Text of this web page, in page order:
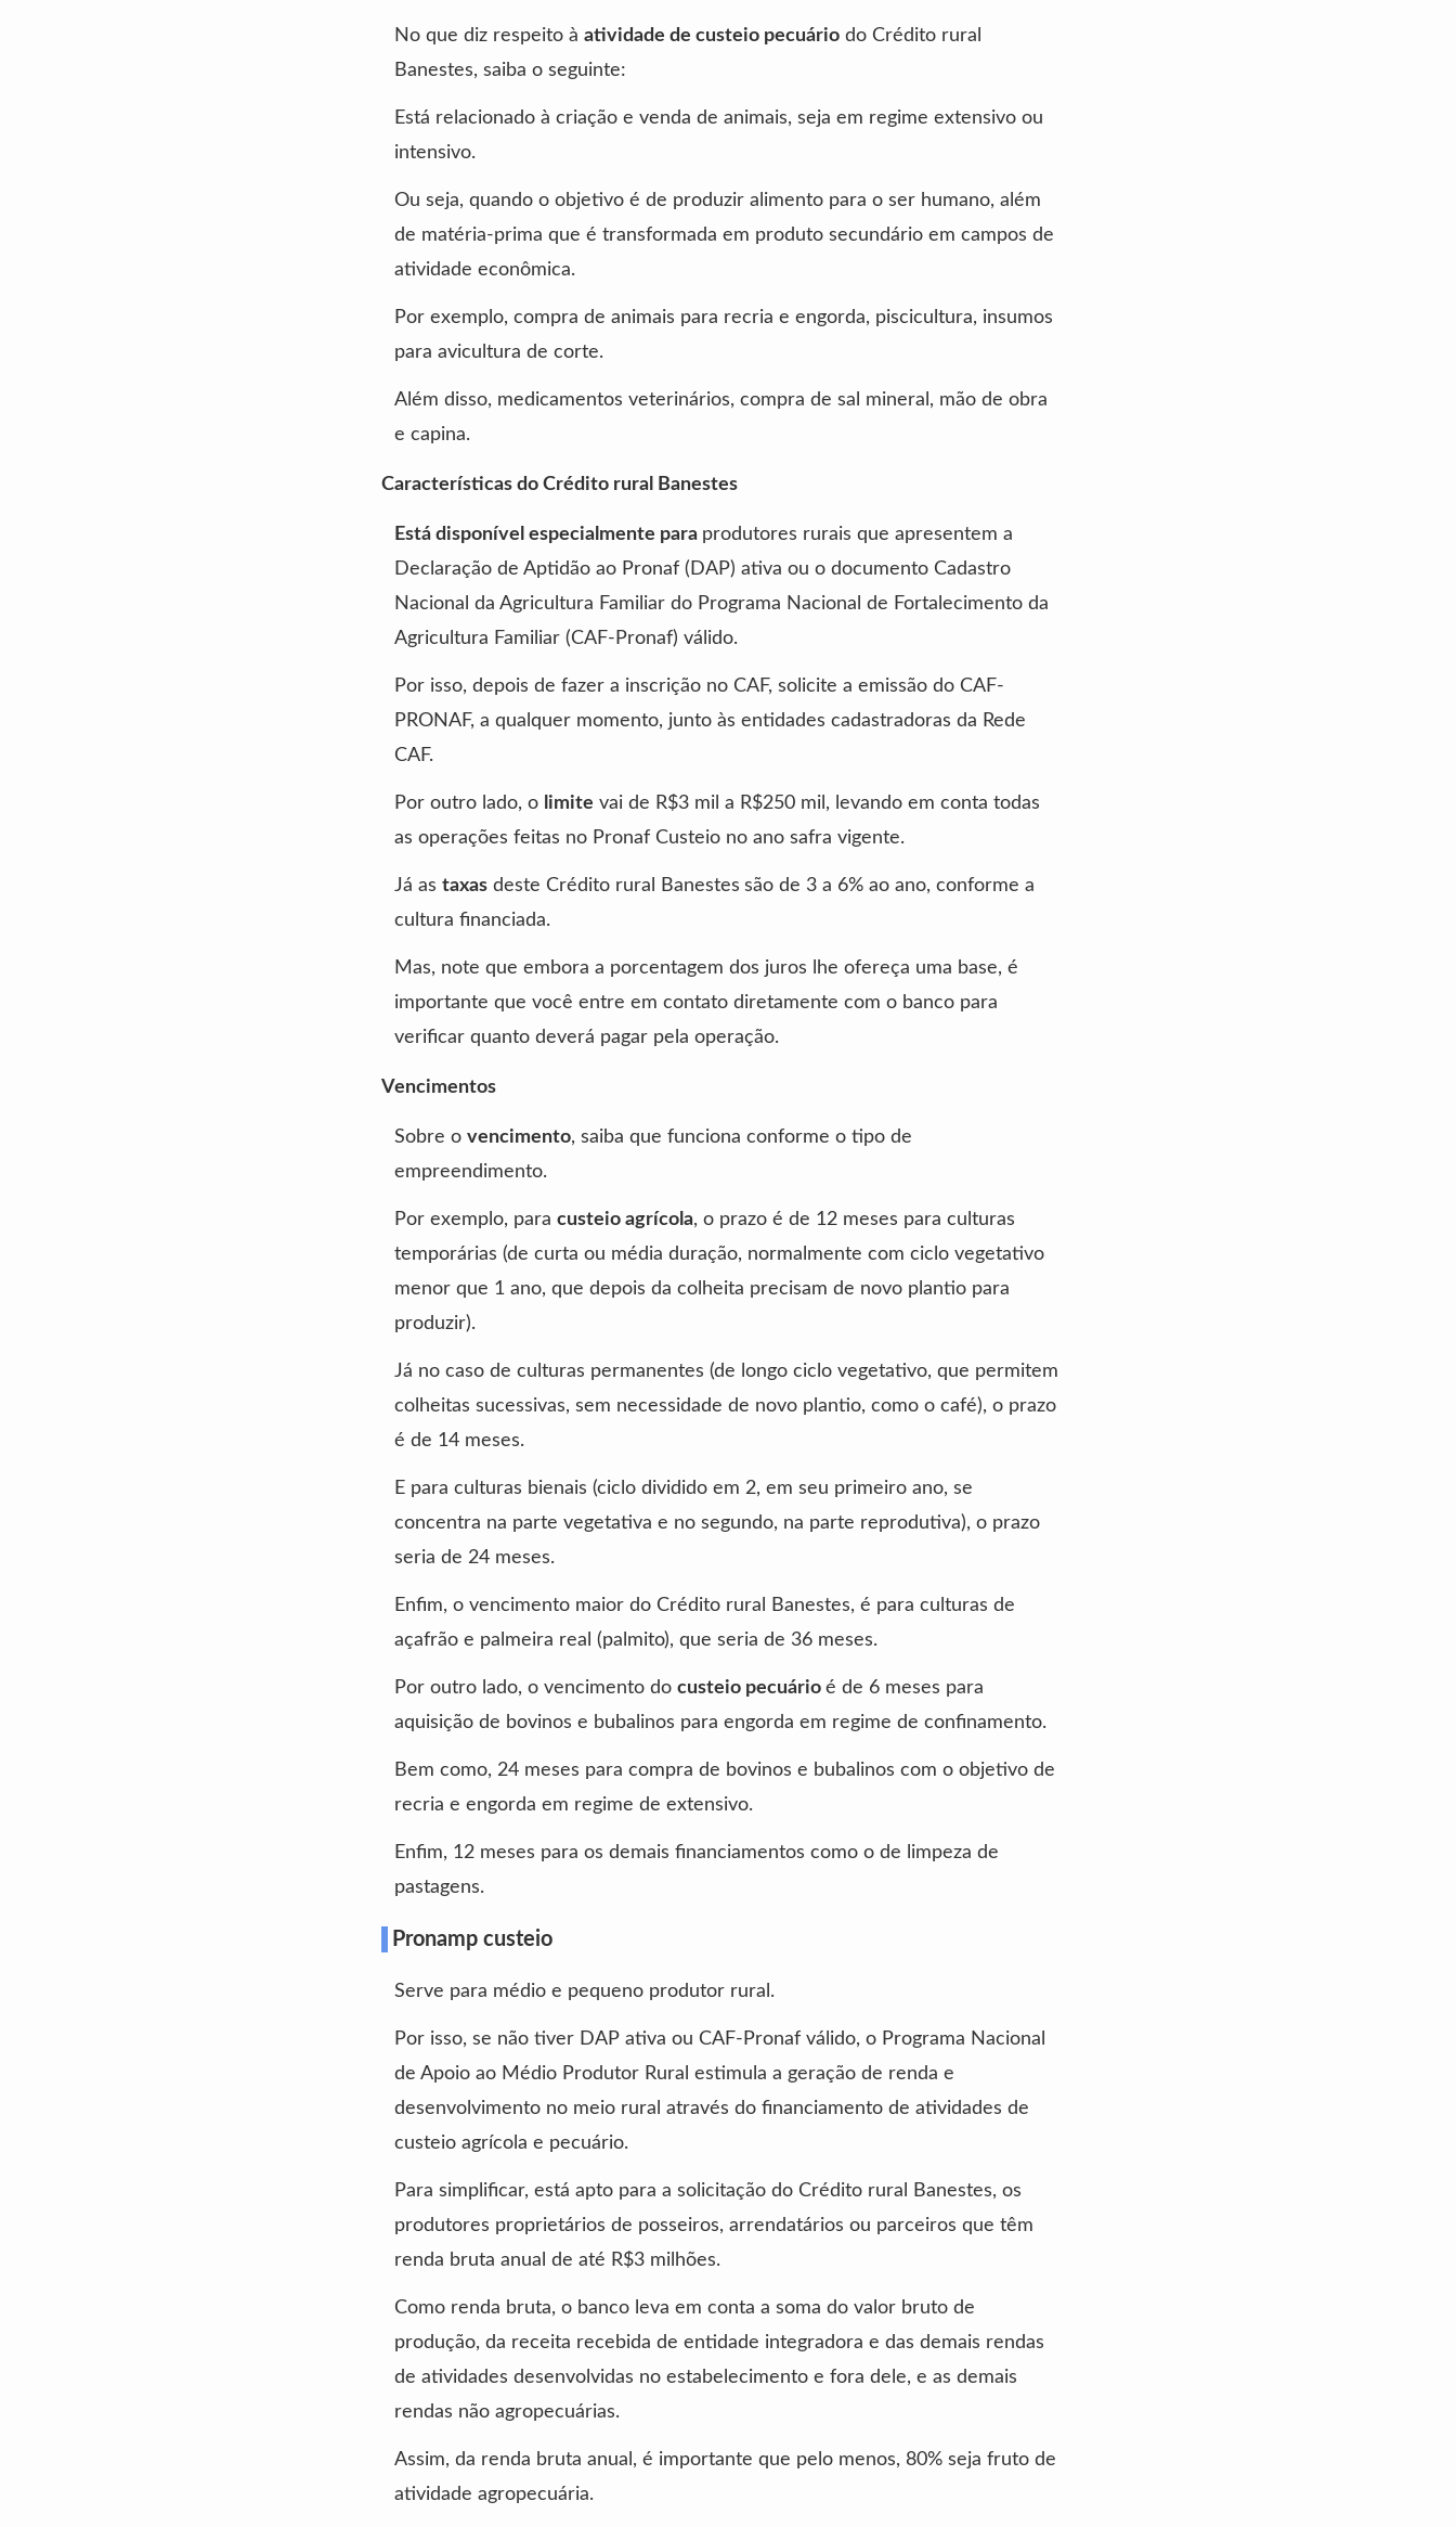
No que diz respeito à atividade de custeio pecuário do Crédito rural
Banestes, saiba o seguinte:
Está relacionado à criação e venda de animais, seja em regime extensivo ou
intensivo.
Ou seja, quando o objetivo é de produzir alimento para o ser humano, além
de matéria-prima que é transformada em produto secundário em campos de
atividade econômica.
Por exemplo, compra de animais para recria e engorda, piscicultura, insumos
para avicultura de corte.
Além disso, medicamentos veterinários, compra de sal mineral, mão de obra
e capina.
Características do Crédito rural Banestes
Está disponível especialmente para produtores rurais que apresentem a
Declaração de Aptidão ao Pronaf (DAP) ativa ou o documento Cadastro
Nacional da Agricultura Familiar do Programa Nacional de Fortalecimento da
Agricultura Familiar (CAF-Pronaf) válido.
Por isso, depois de fazer a inscrição no CAF, solicite a emissão do CAF-
PRONAF, a qualquer momento, junto às entidades cadastradoras da Rede
CAF.
Por outro lado, o limite vai de R$3 mil a R$250 mil, levando em conta todas
as operações feitas no Pronaf Custeio no ano safra vigente.
Já as taxas deste Crédito rural Banestes são de 3 a 6% ao ano, conforme a
cultura financiada.
Mas, note que embora a porcentagem dos juros lhe ofereça uma base, é
importante que você entre em contato diretamente com o banco para
verificar quanto deverá pagar pela operação.
Vencimentos
Sobre o vencimento, saiba que funciona conforme o tipo de
empreendimento.
Por exemplo, para custeio agrícola, o prazo é de 12 meses para culturas
temporárias (de curta ou média duração, normalmente com ciclo vegetativo
menor que 1 ano, que depois da colheita precisam de novo plantio para
produzir).
Já no caso de culturas permanentes (de longo ciclo vegetativo, que permitem
colheitas sucessivas, sem necessidade de novo plantio, como o café), o prazo
é de 14 meses.
E para culturas bienais (ciclo dividido em 2, em seu primeiro ano, se
concentra na parte vegetativa e no segundo, na parte reprodutiva), o prazo
seria de 24 meses.
Enfim, o vencimento maior do Crédito rural Banestes, é para culturas de
açafrão e palmeira real (palmito), que seria de 36 meses.
Por outro lado, o vencimento do custeio pecuário é de 6 meses para
aquisição de bovinos e bubalinos para engorda em regime de confinamento.
Bem como, 24 meses para compra de bovinos e bubalinos com o objetivo de
recria e engorda em regime de extensivo.
Enfim, 12 meses para os demais financiamentos como o de limpeza de
pastagens.
Pronamp custeio
Serve para médio e pequeno produtor rural.
Por isso, se não tiver DAP ativa ou CAF-Pronaf válido, o Programa Nacional
de Apoio ao Médio Produtor Rural estimula a geração de renda e
desenvolvimento no meio rural através do financiamento de atividades de
custeio agrícola e pecuário.
Para simplificar, está apto para a solicitação do Crédito rural Banestes, os
produtores proprietários de posseiros, arrendatários ou parceiros que têm
renda bruta anual de até R$3 milhões.
Como renda bruta, o banco leva em conta a soma do valor bruto de
produção, da receita recebida de entidade integradora e das demais rendas
de atividades desenvolvidas no estabelecimento e fora dele, e as demais
rendas não agropecuárias.
Assim, da renda bruta anual, é importante que pelo menos, 80% seja fruto de
atividade agropecuária.